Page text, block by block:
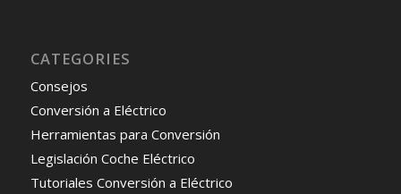
CATEGORIES
Consejos
Conversión a Eléctrico
Herramientas para Conversión
Legislación Coche Eléctrico
Tutoriales Conversión a Eléctrico